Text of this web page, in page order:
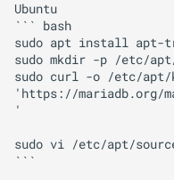
Ubuntu
``` bash
sudo apt install apt-
sudo mkdir -p /etc/
sudo curl -o /etc/apt/
'https://mariadb.org/
'
sudo vi /etc/apt/